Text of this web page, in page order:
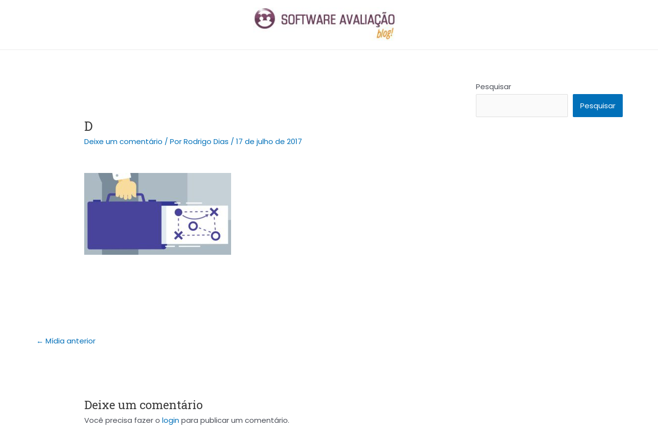
D
Deixe um comentário / PorRodrigo Dias /17 de julho de 2017
← Mídia anterior
Deixe um comentário
Você precisa fazer ologinpara publicar um comentário.
Pesquisar
Pesquisar